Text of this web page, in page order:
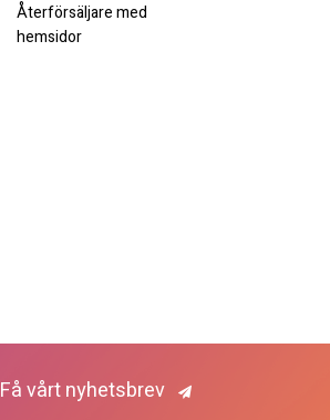
Återförsäljare med
hemsidor
Få vårt nyhetsbrev